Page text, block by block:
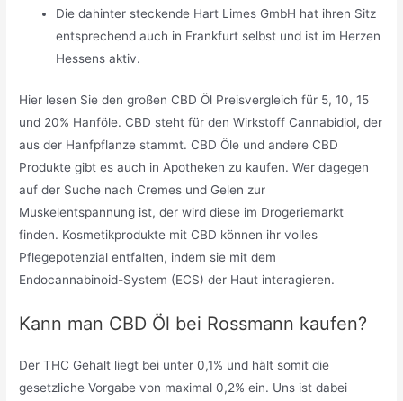
Die dahinter steckende Hart Limes GmbH hat ihren Sitz
entsprechend auch in Frankfurt selbst und ist im Herzen
Hessens aktiv.
Hier lesen Sie den großen CBD Öl Preisvergleich für 5, 10, 15
und 20% Hanföle. CBD steht für den Wirkstoff Cannabidiol, der
aus der Hanfpflanze stammt. CBD Öle und andere CBD
Produkte gibt es auch in Apotheken zu kaufen. Wer dagegen
auf der Suche nach Cremes und Gelen zur
Muskelentspannung ist, der wird diese im Drogeriemarkt
finden. Kosmetikprodukte mit CBD können ihr volles
Pflegepotenzial entfalten, indem sie mit dem
Endocannabinoid-System (ECS) der Haut interagieren.
Kann man CBD Öl bei Rossmann kaufen?
Der THC Gehalt liegt bei unter 0,1% und hält somit die
gesetzliche Vorgabe von maximal 0,2% ein. Uns ist dabei